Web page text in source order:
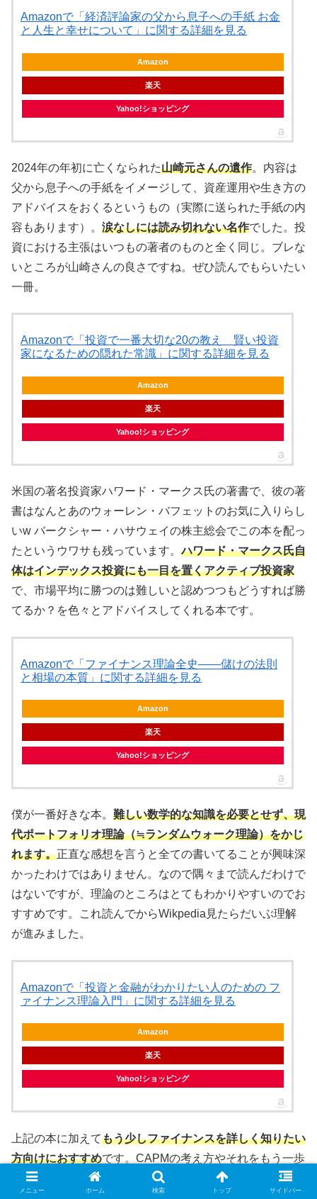
Amazonで「経済評論家の父から息子への手紙 お金
と人生と幸せについて」に関する詳細を見る
Amazon
楽天
Yahoo!ショッピング
2024年の年初に亡くなられた山崎元さんの遺作。内容は
父から息子への手紙をイメージして、資産運用や生き方の
アドバイスをおくるというもの（実際に送られた手紙の内
容もあります）。 涙なしには読み切れない名作でした。投
資における主張はいつもの著者のものと全く同じ。ブレな
いところが山崎さんの良さですね。ぜひ読んでもらいたい
一冊。
Amazonで「投資で一番大切な20の教え 賢い投資
家になるための隠れた常識」に関する詳細を見る
Amazon
楽天
Yahoo!ショッピング
米国の著名投資家ハワード・マークス氏の著書で、彼の著
書はなんとあのウォーレン・バフェットのお気に入りらし
いw バークシャー・ハサウェイの株主総会でこの本を配っ
たというウワサも残っています。ハワード・マークス氏自
体はインデックス投資にも一目を置くアクティブ投資家
で、市場平均に勝つのは難しいと認めつつもどうすれば勝
てるか？を色々とアドバイスしてくれる本です。
Amazonで「ファイナンス理論全史――儲けの法則
と相場の本質」に関する詳細を見る
Amazon
楽天
Yahoo!ショッピング
僕が一番好きな本。 難しい数学的な知識を必要とせず、現
代ポートフォリオ理論（≒ランダムウォーク理論）をかじ
れます。正直な感想を言うと全ての書いてることが興味深
かったわけではありません。なので隅々まで読んだわけで
はないですが、理論のところはとてもわかりやすいのでお
すすめです。これ読んでからWikpedia見たらだいぶ理解
が進みました。
Amazonで「投資と金融がわかりたい人のための フ
ァイナンス理論入門」に関する詳細を見る
Amazon
楽天
Yahoo!ショッピング
上記の本に加えてもう少しファイナンスを詳しく知りたい
方向けにおすすめです。CAPMの考え方やそれをもう一歩
発展させた3ファクターモデルのことも理解できます。ほ
メニュー ホーム 検索 トップ サイドバー